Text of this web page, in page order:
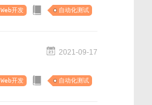
Web开发 自动化测试
2021-09-17
Web开发 自动化测试